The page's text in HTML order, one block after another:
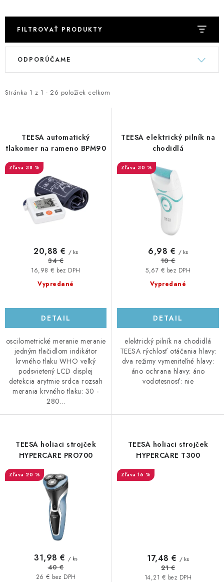
FILTROVAŤ PRODUKTY
V
i
o
d
u
Stránka 1 z 1 - 26 položiek celkom
R
e
p
r
o
ODPORÚČAME
TEESA automatický
tlakomer na rameno BPM90
38 %
Vypredané
16,98 € bez DPH
20,88 € / ks
34 €
DETAIL
oscilometrické meranie meranie
jedným tlačidlom indikátor
krvného tlaku WHO veľký
podsvietený LCD displej
detekcia arytmie srdca rozsah
merania krvného tlaku: 30 -
280...
TEESA elektrický pilník na
chodidlá
30 %
Vypredané
5,67 € bez DPH
6,98 € / ks
10 €
DETAIL
elektrický pilník na chodidlá
TEESA rýchlosť otáčania hlavy:
dva režimy vymeniteľné hlavy:
áno ochrana hlavy: áno
vodotesnosť: nie
TEESA holiaci strojček
HYPERCARE PRO700
20 %
26 € bez DPH
31,98 € / ks
40 €
TEESA holiaci strojček
HYPERCARE T300
16 %
14,21 € bez DPH
17,48 € / ks
21 €